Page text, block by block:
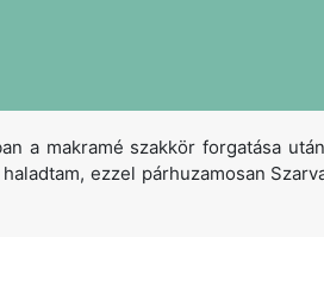
a makramé szakkör forgatása
ezzel párhuzamosan